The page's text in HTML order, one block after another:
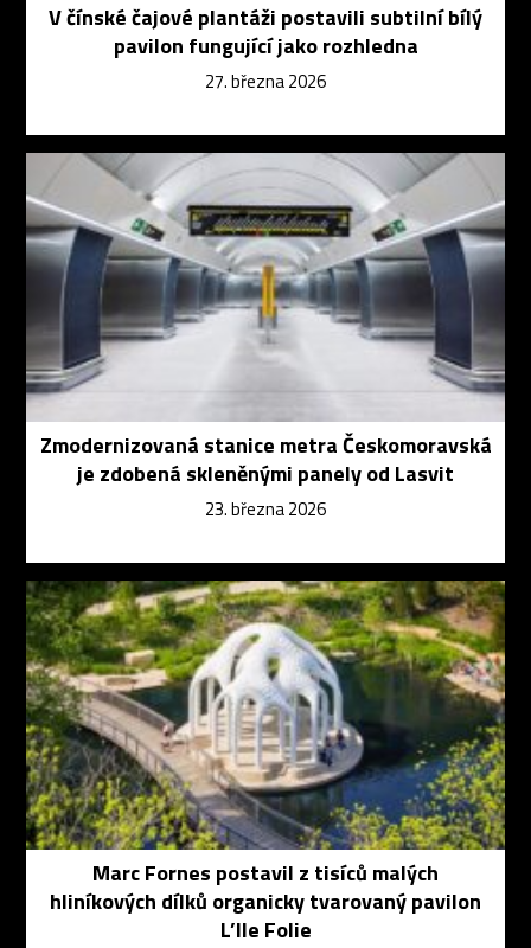
V čínské čajové plantáži postavili subtilní bílý
pavilon fungující jako rozhledna
27. března 2026
Zmodernizovaná stanice metra Českomoravská
je zdobená skleněnými panely od Lasvit
23. března 2026
Marc Fornes postavil z tisíců malých
hliníkových dílků organicky tvarovaný pavilon
L’Ile Folie